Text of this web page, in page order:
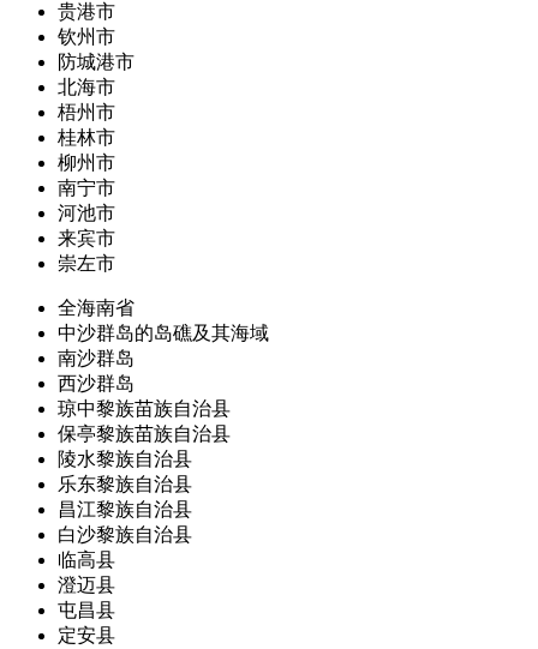
贵港市
钦州市
防城港市
北海市
梧州市
桂林市
柳州市
南宁市
河池市
来宾市
崇左市
全海南省
中沙群岛的岛礁及其海域
南沙群岛
西沙群岛
琼中黎族苗族自治县
保亭黎族苗族自治县
陵水黎族自治县
乐东黎族自治县
昌江黎族自治县
白沙黎族自治县
临高县
澄迈县
屯昌县
定安县